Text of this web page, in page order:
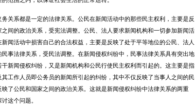
系都是一定的法律关系。公民在新闻活动中的那些民主权利，主要是反
之间的政治关系，受宪法调整。公民、法人要求新闻机构和一切参加新闻活
闻活动中损害自己的合法权益，主要是反映了处于平等地位的公民、法人
民事法律关系，受民法调整。在新闻侵权纠纷中，民事法律关系具有突出地
干新闻侵权纠纷，又是新闻机构和公民行使民主权利而引起的。这主要是指
工作人员即公务员的新闻所引起的纠纷，其中不仅反映了当事人之间的民
映了公民和国家之间的政治关系。这就是新闻侵权纠纷中法律关系的两重
这个问题。